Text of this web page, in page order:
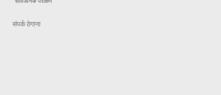
संपर्क ठेगाना